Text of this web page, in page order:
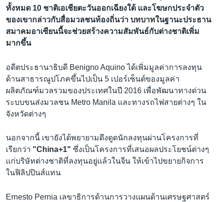
ทั้งหมด 10 ชาติเอเชียตะวันออกเฉียงใต้ และโฆษกประจำตัว
ของเขากล่าวกับสื่อมวลชนท้องถิ่นว่า บทบาทในฐานะประธาน
สมาคมอาเซียนนี้จะช่วยสร้างความสัมพันธ์กับต่างชาติเพิ่ม
มากขึ้น
อดีตประธานาธิบดี Benigno Aquino ได้เพิ่มมูลค่าการลงทุน
ด้านสาธารณูปโภคขึ้นไปเป็น 5 เปอร์เซ็นต์ของมูลค่า
ผลิตภัณฑ์มวลรวมของประเทศในปี 2016 เพื่อพัฒนาทางด่วน
ระบบขนส่งมวลชน Metro Manila และทางรถไฟสายต่างๆ ใน
จังหวัดต่างๆ
นอกจากนี้ เขายังได้พยายามดึงดูดนักลงทุนผ่านโครงการที่
เรียกว่า "China+1" ซึ่งเป็นโครงการที่เสนอผลประโยชน์ต่างๆ
เเก่บริษัทต่างชาติที่ลงทุนอยู่เเล้วในจีน ให้เข้าไปขยายกิจการ
ในฟิลิปปินส์แทน
Ernesto Pernia เลขาธิการด้านการวางเเผนด้านเศรษฐศาสตร์